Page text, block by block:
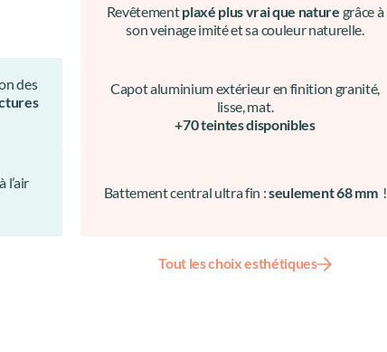
des
à l’air
Revêtementplaxé plus vrai que nature grâce à
son veinage imité et sa couleur naturelle.
Capot aluminium extérieur en finition granité,
lisse, mat.
+70 teintes disponibles
Battement central ultra fin :seulement 68 mm!
Tout les choix esthétiques